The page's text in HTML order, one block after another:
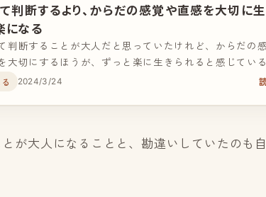
判断するより、からだの感覚や直感を大切に
になる
判断することが大人だと思っていたけれど、からだの
大切にするほうが、ずっと楽に生きられると感じてい
囚われがちな僕が、直感で動いてからだが緩んだ体験を
2024/3/24
が大人になることと、勘違いしていたのも